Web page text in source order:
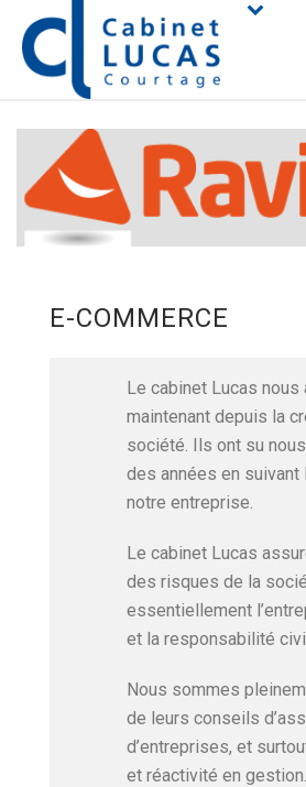
E-COMMERCE
Le cabinet Lucas nous
maintenant depuis la
société. Ils ont su
des années en suivant
notre entreprise.
Le cabinet Lucas
des risques de la
essentiellement
et la responsabilité
Nous sommes
de leurs conseils
d’entreprises, et
et réactivité en gestion.